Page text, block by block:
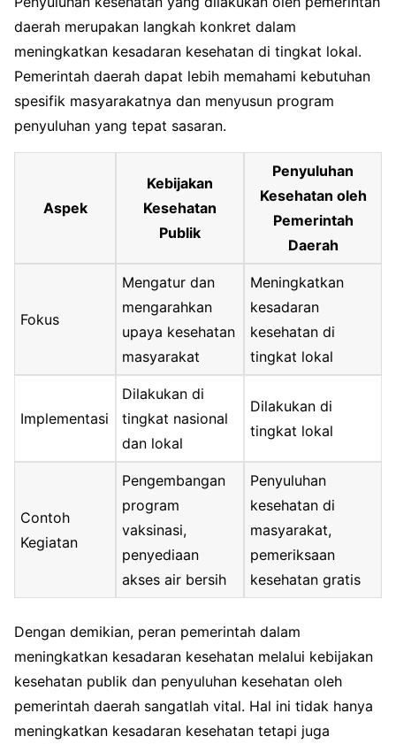
daerah merupakan langkah konkret dalam
meningkatkan kesadaran kesehatan di tingkat lokal.
Pemerintah daerah dapat lebih memahami kebutuhan
spesifik masyarakatnya dan menyusun program
penyuluhan yang tepat sasaran.
Aspek
Kebijakan
Kesehatan
Publik
Penyuluhan
Kesehatan oleh
Pemerintah
Daerah
Fokus
Mengatur dan
mengarahkan
upaya kesehatan
masyarakat
Meningkatkan
kesadaran
kesehatan di
tingkat lokal
Implementasi
Dilakukan di
tingkat nasional
dan lokal
Dilakukan di
tingkat lokal
Contoh
Kegiatan
Pengembangan
program
vaksinasi,
penyediaan
akses air bersih
Penyuluhan
kesehatan di
masyarakat,
pemeriksaan
kesehatan gratis
Dengan demikian, peran pemerintah dalam
meningkatkan kesadaran kesehatan melalui kebijakan
kesehatan publik dan penyuluhan kesehatan oleh
pemerintah daerah sangatlah vital. Hal ini tidak hanya
meningkatkan kesadaran kesehatan tetapi juga